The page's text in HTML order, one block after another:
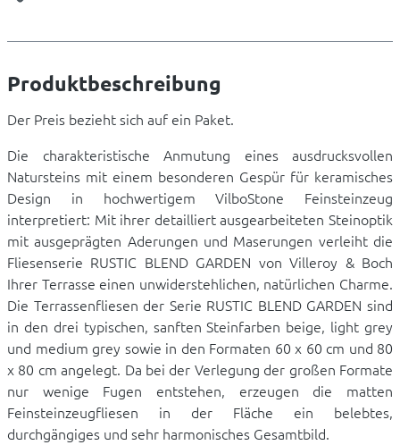
Produktbeschreibung
Der Preis bezieht sich auf ein Paket.
Die charakteristische Anmutung eines ausdrucksvollen
Natursteins mit einem besonderen Gespür für keramisches
Design in hochwertigem VilboStone Feinsteinzeug
interpretiert: Mit ihrer detailliert ausgearbeiteten Steinoptik
mit ausgeprägten Aderungen und Maserungen verleiht die
Fliesenserie RUSTIC BLEND GARDEN von Villeroy & Boch
Ihrer Terrasse einen unwiderstehlichen, natürlichen Charme.
Die Terrassenfliesen der Serie RUSTIC BLEND GARDEN sind
in den drei typischen, sanften Steinfarben beige, light grey
und medium grey sowie in den Formaten 60 x 60 cm und 80
x 80 cm angelegt. Da bei der Verlegung der großen Formate
nur wenige Fugen entstehen, erzeugen die matten
Feinsteinzeugfliesen in der Fläche ein belebtes,
durchgängiges und sehr harmonisches Gesamtbild.